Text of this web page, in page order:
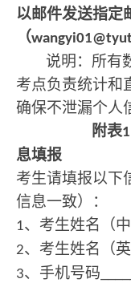
以邮件发送指定
（
说明：所有
考点负责统计和
确保不泄漏个人
附表1
息填报
考生请填报以下
信息一致）：
1、考生姓名（中
2、考生姓名（英
3、手机号码